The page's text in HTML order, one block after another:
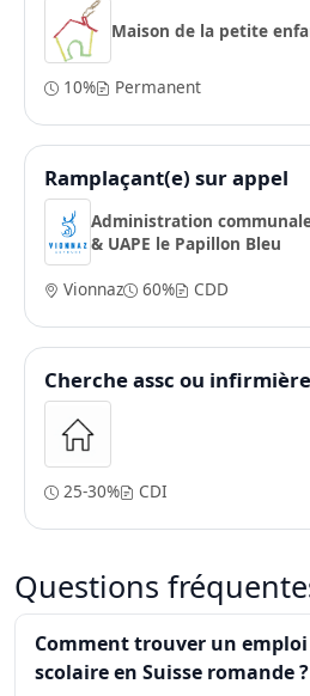
Maison de la petite
10% Permanent
Ramplaçant(e) sur appel
Administration
& UAPE le Papillon Bleu
Vionnaz
60% CDD
Cherche assc ou
25-30% CDI
Questions
Comment trouver un
scolaire en Suisse romande ?